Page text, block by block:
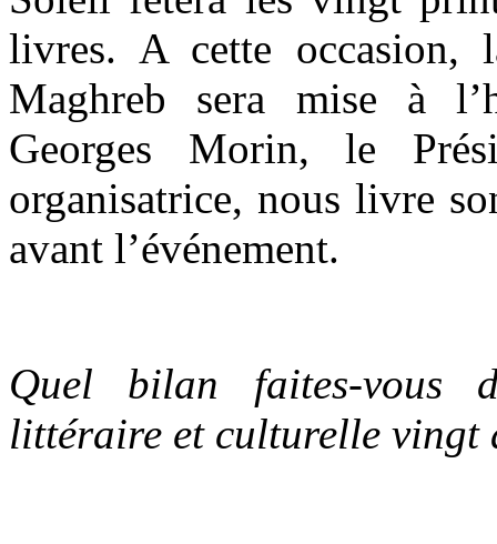
livres. A cette occasion,
Maghreb sera mise à
Georges Morin, le
organisatrice, nous livre
avant l’événement.
Quel bilan faites-vous
littéraire et culturelle vingt